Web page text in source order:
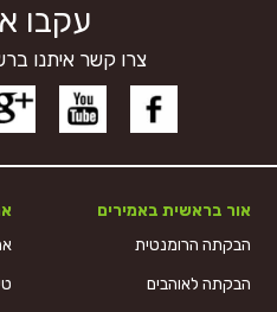
עקבו
צרו קשר איתנו
אור בראשית באמירים
הבקתה הרומנטית
הבקתה לאוהבים